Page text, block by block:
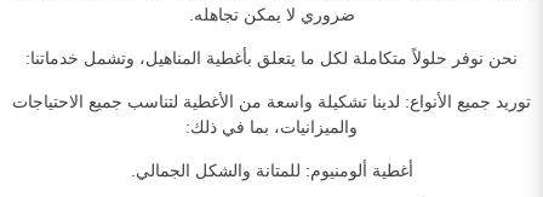
ضروري لا يمكن تجاهله.
نحن نوفر حلولاً متكاملة لكل ما يتعلق بأغطية المناهيل، وتشمل خدماتنا:
توريد جميع الأنواع: لدينا تشكيلة واسعة من الأغطية لتناسب جميع الاحتياجات
والميزانيات، بما في ذلك:
أغطية ألومنيوم: للمتانة والشكل الجمالي.